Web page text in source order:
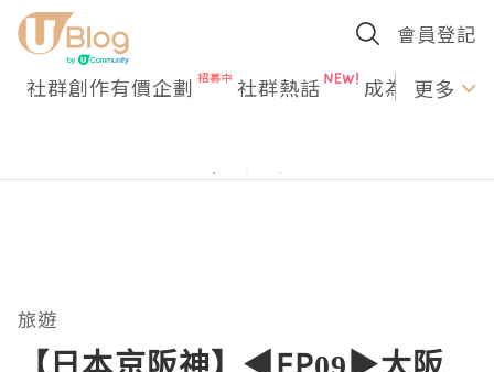
會員登記
社群創作有價企劃 社群熱話 成為U更多
旅遊